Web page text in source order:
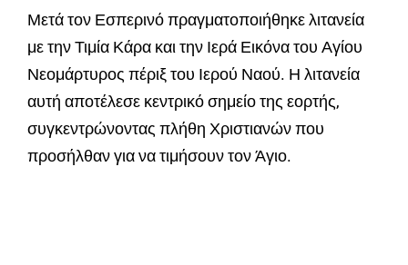
Μετά τον Εσπερινό πραγματοποιήθηκε λιτανεία
με την Τιμία Κάρα και την Ιερά Εικόνα του Αγίου
Νεομάρτυρος πέριξ του Ιερού Ναού. Η λιτανεία
αυτή αποτέλεσε κεντρικό σημείο της εορτής,
συγκεντρώνοντας πλήθη Χριστιανών που
προσήλθαν για να τιμήσουν τον Άγιο.